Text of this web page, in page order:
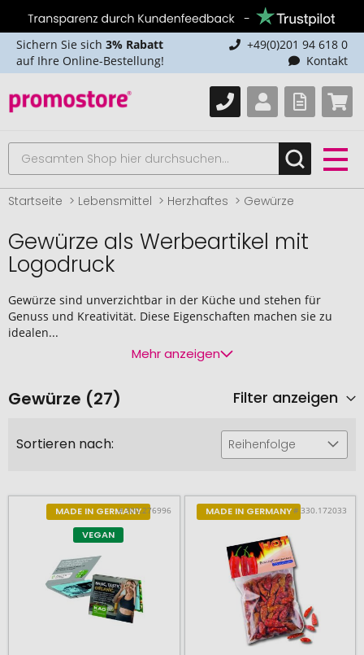
Sichern Sie sich 3% Rabatt
auf Ihre Online-Bestellung!
+49(0)201 94 618 0
Kontakt
Startseite Lebensmittel Herzhaftes Gewürze
Gewürze als Werbeartikel mit
Logodruck
Gewürze sind unverzichtbar in der Küche und stehen für
Genuss und Kreativität. Diese Eigenschaften machen sie zu
idealen...
Mehr anzeigen
Gewürze (27) Filter anzeigen
Sortieren nach: Reihenfolge
MADE IN GERMANY
VEGAN
# 300.276996 MADE IN GERMANY# 330.172033